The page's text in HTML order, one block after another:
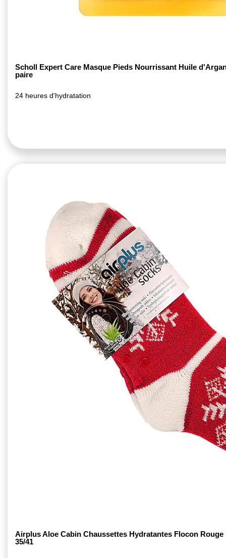
Scholl Expert Care Masque Pieds Nourrissant Huile
paire
24 heures d'hydratation
Airplus Aloe Cabin Chaussettes Hydratantes Flocon Rouge
35/41